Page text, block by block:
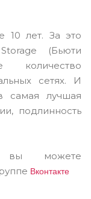
10 лет. За это
(Бьюти
количество
сетях. И
самая лучшая
подлинность
вы можете
Вконтакте